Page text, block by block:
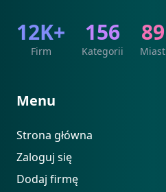
12K+
Firm
156
Kategorii
89
Miast
Menu
Strona główna
Zaloguj się
Dodaj firmę